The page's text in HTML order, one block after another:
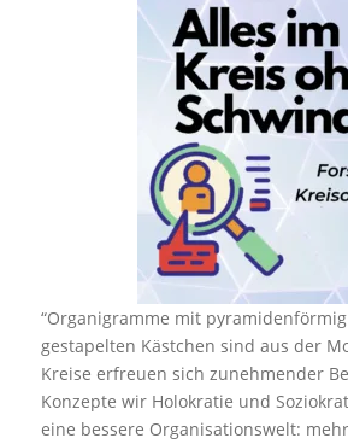
“Organigramme mit
gestapelten Kästchen sind aus der
Kreise erfreuen sich zunehmender
Konzepte wir Holokratie und
eine bessere Organisationswelt: